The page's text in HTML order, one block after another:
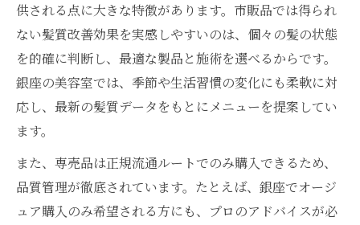
供される点に大きな特徴があります。市販品では得られ
ない髪質改善効果を実感しやすいのは、個々の髪の状態
を的確に判断し、最適な製品と施術を選べるからです。
銀座の美容室では、季節や生活習慣の変化にも柔軟に対
応し、最新の髪質データをもとにメニューを提案してい
ます。
また、専売品は正規流通ルートでのみ購入できるため、
品質管理が徹底されています。たとえば、銀座でオージ
ュア購入のみ希望される方にも、プロのアドバイスが必